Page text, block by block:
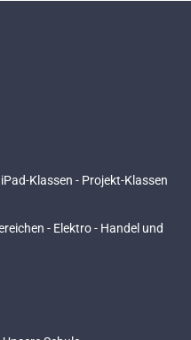
Klassen - Projekt-Klassen
- Elektro - Handel und